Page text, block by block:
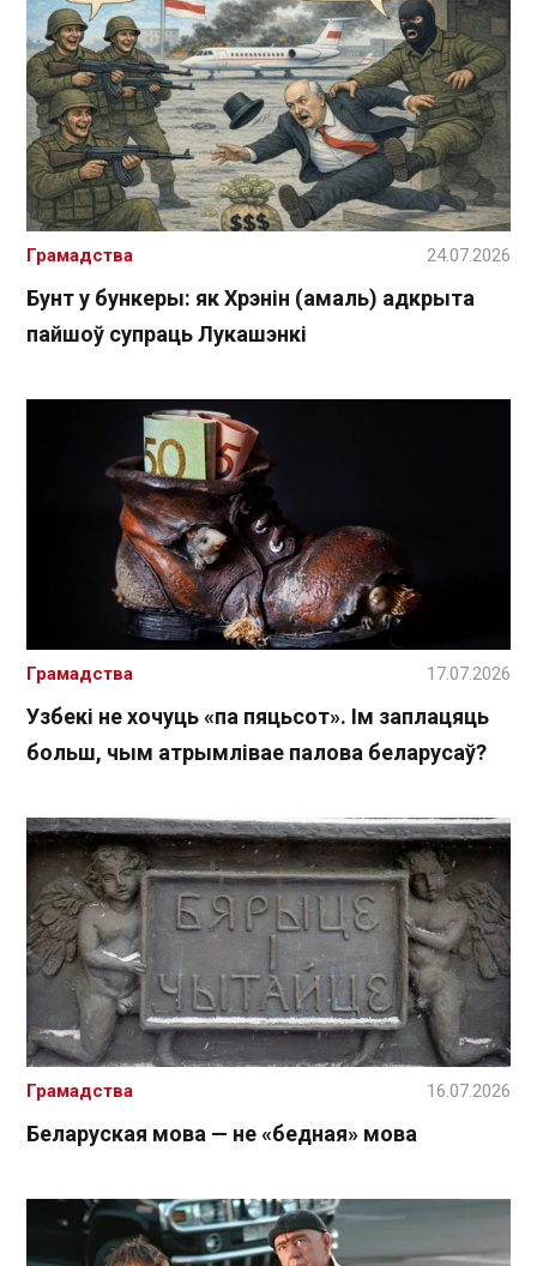
Бунт у бункеры: як Хрэнін (амаль) адкрыта
пайшоў супраць Лукашэнкі
Грамадства 24.07.2026
Узбекі не хочуць «па пяцьсот». Ім заплацяць
больш, чым атрымлівае палова беларусаў?
Грамадства 17.07.2026
Беларуская мова — не «бедная» мова
Грамадства 16.07.2026